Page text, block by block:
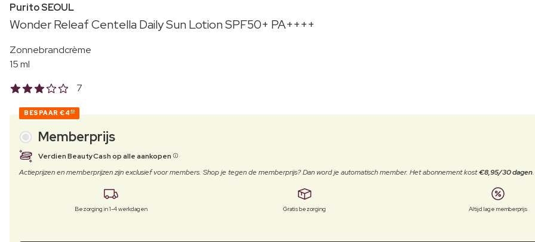
Purito SEOUL
Wonder Releaf Centella Daily Sun Lotion SPF50+ PA++++
Zonnebrandcrème
15 ml
7
BESPAAR €4 40
Memberprijs
Verdien BeautyCash op alle aankopen
Actieprijzen en memberprijzen zijn exclusief voor members. Shop je tegen de memberprijs? Dan word je automatisch member. Het abonnement kost€8,95/30 dagen
Bezorging in 1-4 werkdagen Gratis bezorging Altijd lage memberprijs